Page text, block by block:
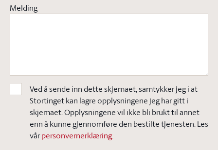
Melding
Ved å sende inn dette skjemaet, samtykker jeg i at
Stortinget kan lagre opplysningene jeg har gitt i
skjemaet. Opplysningene vil ikke bli brukt til annet
enn å kunne gjennomføre den bestilte tjenesten. Les
vårpersonvernerklæring.